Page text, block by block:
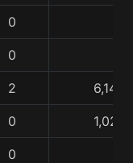
0
0
2
0
0